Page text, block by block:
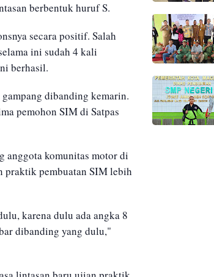
berbentuk huruf S.
secara positif. Salah
ini sudah 4 kali
berhasil.
dibanding kemarin.
pemohon SIM di Satpas
anggota komunitas motor di
praktik pembuatan SIM lebih
karena dulu ada angka 8
dibanding yang dulu,"